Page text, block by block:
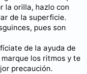
la orilla, hazlo con
de la superficie.
pues son
de la ayuda de
los ritmos y te
precaución.